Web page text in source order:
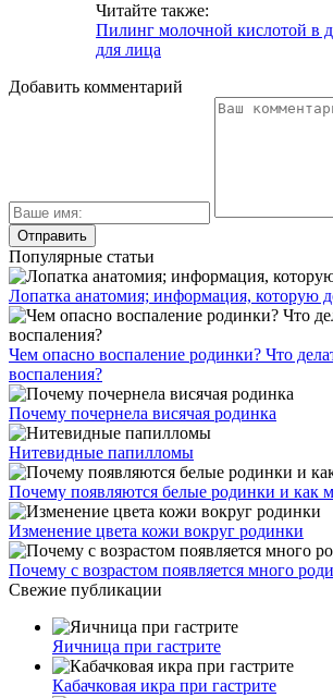
Читайте также:
Пилинг молочной кислотой в
для лица
Добавить комментарий
Популярные статьи
Лопатка анатомия; информация, которую
Чем опасно воспаление родинки? Что
воспаления?
Почему почернела висячая родинка
Нитевидные папилломы
Почему появляются белые родинки и как
Изменение цвета кожи вокруг родинки
Почему с возрастом появляется много
Свежие публикации
Яичница при гастрите
Кабачковая икра при гастрите